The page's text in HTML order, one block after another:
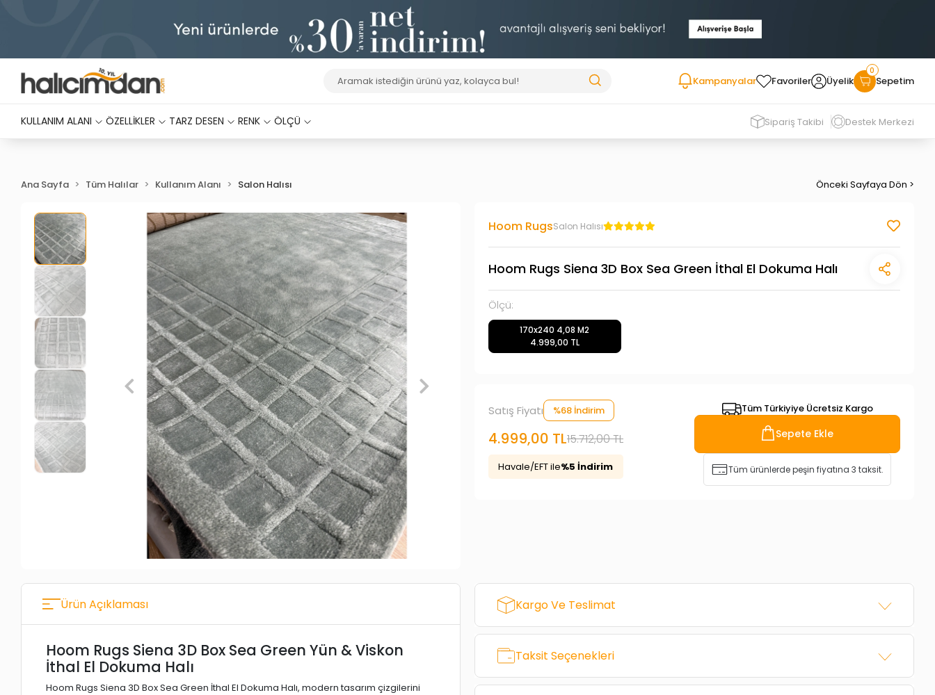
Kampanyalar Favoriler Üyelik
0
Sepetim
KULLANIM ALANI ÖZELLİKLER TARZ DESEN RENK ÖLÇÜ Sipariş Takibi Destek Merkezi
Ana Sayfa Tüm Halılar Kullanım Alanı Salon Halısı Önceki Sayfaya Dön >
Hoom RugsSalon Halısı
Hoom Rugs Siena 3D Box Sea Green İthal El Dokuma Halı
Ölçü:
170x240 4,08 M2
4.999,00 TL
Satış Fiyatı %68 İndirim
4.999,00 TL15.712,00 TL
Havale/EFT ile%5 İndirim
Tüm Türkiyiye Ücretsiz Kargo
Sepete Ekle
Tüm ürünlerde peşin fiyatına 3 taksit.
Ürün Açıklaması
Hoom Rugs Siena 3D Box Sea Green Yün & Viskon
İthal El Dokuma Halı
Hoom Rugs Siena 3D Box Sea Green İthal El Dokuma Halı, modern tasarım çizgilerini
Kargo Ve Teslimat
Taksit Seçenekleri